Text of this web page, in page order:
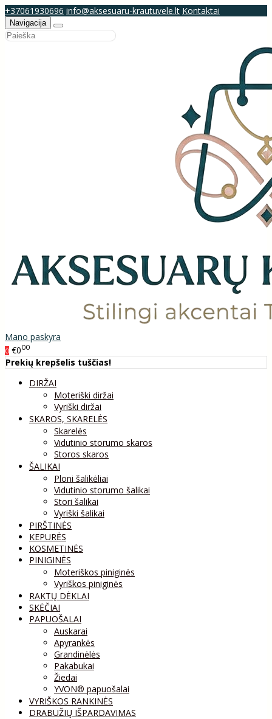
+37061930696 info@aksesuaru-krautuvele.lt Kontaktai
Navigacija
Mano paskyra
0 €000
Prekių krepšelis tuščias!
DIRŽAI
Moteriški diržai
Vyriški diržai
SKAROS, SKARELĖS
Skarelės
Vidutinio storumo skaros
Storos skaros
ŠALIKAI
Ploni šalikėliai
Vidutinio storumo šalikai
Stori šalikai
Vyriški šalikai
PIRŠTINĖS
KEPURĖS
KOSMETINĖS
PINIGINĖS
Moteriškos piniginės
Vyriškos piniginės
RAKTŲ DĖKLAI
SKĖČIAI
PAPUOŠALAI
Auskarai
Apyrankės
Grandinėlės
Pakabukai
Žiedai
YVON® papuošalai
VYRIŠKOS RANKINĖS
DRABUŽIŲ IŠPARDAVIMAS